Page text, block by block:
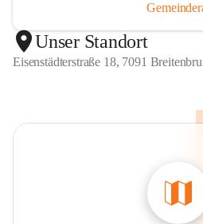
Unser Standort
Eisenstädterstraße 18, 7091